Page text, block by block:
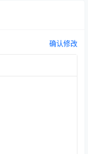
确认修改